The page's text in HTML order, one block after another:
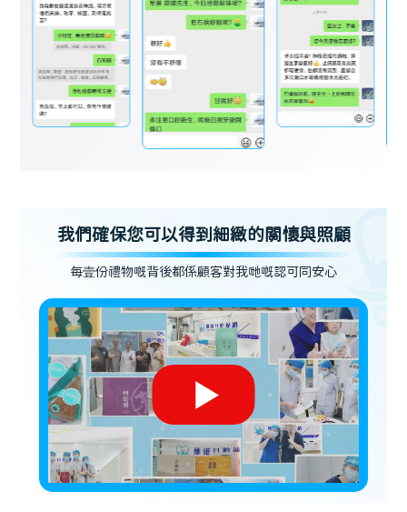
我們確保您可以得到細緻的關懷與照顧
每壹份禮物嘅背後都係顧客對我哋嘅認可同安心